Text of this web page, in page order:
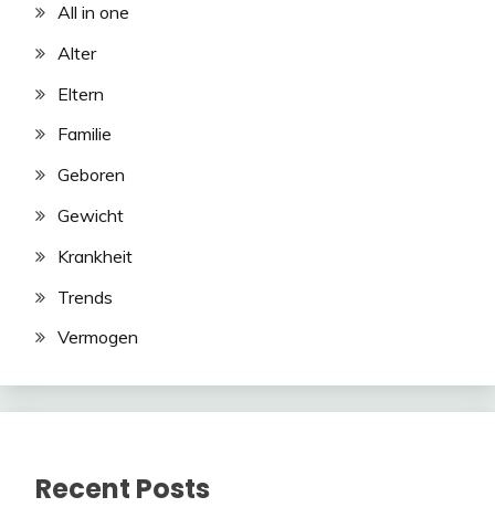
All in one
Alter
Eltern
Familie
Geboren
Gewicht
Krankheit
Trends
Vermogen
Recent Posts